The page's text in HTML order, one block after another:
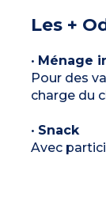
Les +
• Ménage
Pour des
charge du
• Snack
Avec